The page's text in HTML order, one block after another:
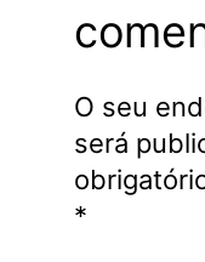
O seu
será
*